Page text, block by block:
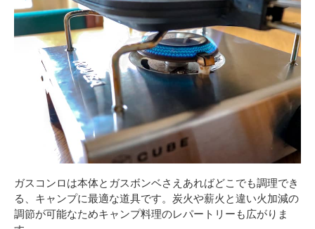
ガスコンロは本体とガスボンベさえあればどこでも調理でき
る、キャンプに最適な道具です。炭火や薪火と違い火加減の
調節が可能なためキャンプ料理のレパートリーも広がりま